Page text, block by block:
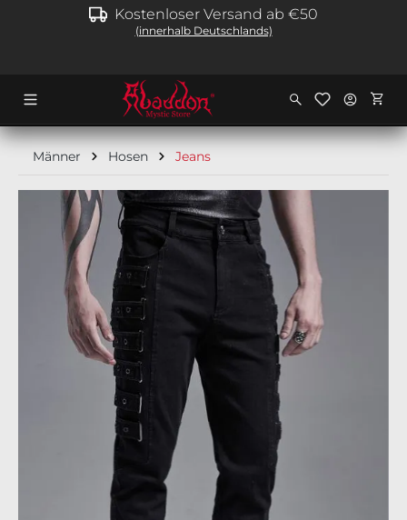
springen Kostenloser Versand ab €50
(innerhalb Deutschlands)
Männer Hosen Jeans
Bildergalerie überspringen